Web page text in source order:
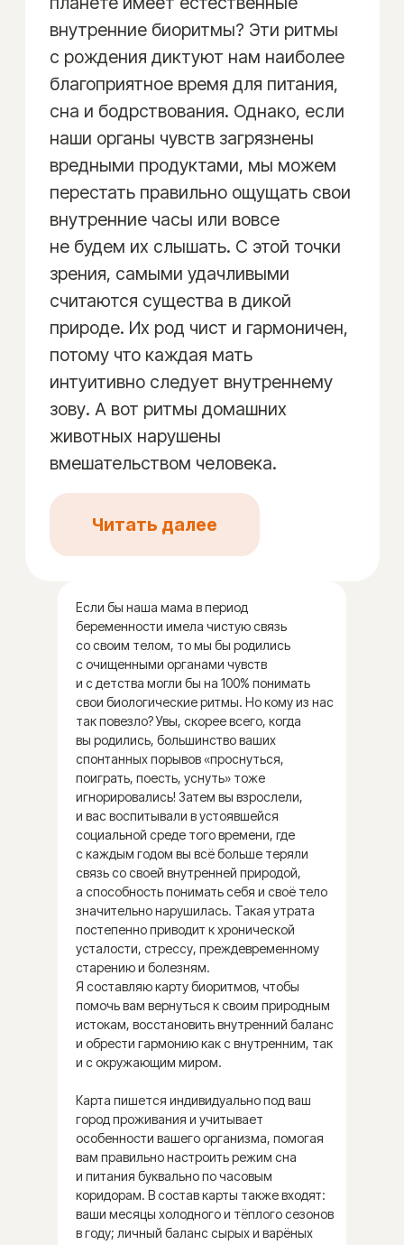
Если бы наша мама в период
беременности имела чистую связь
со своим телом, то мы бы родились
с очищенными органами чувств
и с детства могли бы на 100% понимать
свои биологические ритмы. Но кому из нас
так повезло? Увы, скорее всего, когда
вы родились, большинство ваших
спонтанных порывов «проснуться,
поиграть, поесть, уснуть» тоже
игнорировались! Затем вы взрослели,
и вас воспитывали в устоявшейся
социальной среде того времени, где
с каждым годом вы всё больше теряли
связь со своей внутренней природой,
а способность понимать себя и своё тело
значительно нарушилась. Такая утрата
постепенно приводит к хронической
усталости, стрессу, преждевременному
старению и болезням.
Я составляю карту биоритмов, чтобы
помочь вам вернуться к своим природным
истокам, восстановить внутренний баланс
и обрести гармонию как с внутренним, так
и с окружающим миром.
Карта пишется индивидуально под ваш
город проживания и учитывает
особенности вашего организма, помогая
вам правильно настроить режим сна
и питания буквально по часовым
коридорам. В состав карты также входят:
ваши месяцы холодного и тёплого сезонов
в году; личный баланс сырых и варёных
Ваш путь к здоровому телу
завтрака
Узнайте главные инструменты
продукты-целители.
Вы верите в то, что каждый из нас
уникален? Природа это знает
наверняка и поэтому наделила
каждого человека продуктами,
лекарством, исцеляя
и поддерживая баланс в организме.
Карта лечебных продуктов — это
ваш персонализированный
путеводитель в мир
оздоравливающего питания. Она
из тех, что вы знаете
и употребляете, обладают мощным
с самого момента вашего рождения.
Карта
«СЕЗОННЫЕ
ПРОДУКТЫ»
29 900 ₽
ЗАКАЗАТЬ КАРТУ